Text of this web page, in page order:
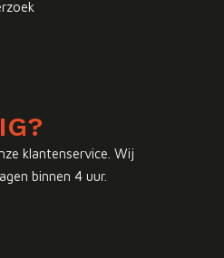
klantenservice. Wij
binnen 4 uur.